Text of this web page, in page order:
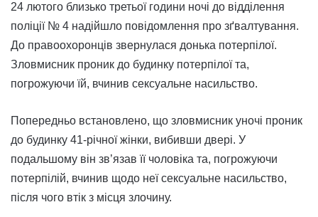
24 лютого близько третьої години ночі до відділення
поліції № 4 надійшло повідомлення про зґвалтування.
До правоохоронців звернулася донька потерпілої.
Зловмисник проник до будинку потерпілої та,
погрожуючи їй, вчинив сексуальне насильство.
Попередньо встановлено, що зловмисник уночі проник
до будинку 41-річної жінки, вибивши двері. У
подальшому він зв’язав її чоловіка та, погрожуючи
потерпілій, вчинив щодо неї сексуальне насильство,
після чого втік з місця злочину.